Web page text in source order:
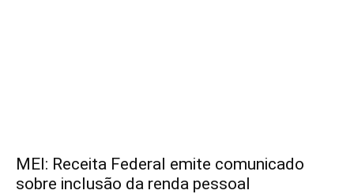
MEI: Receita Federal emite comunicado
sobre inclusão da renda pessoal